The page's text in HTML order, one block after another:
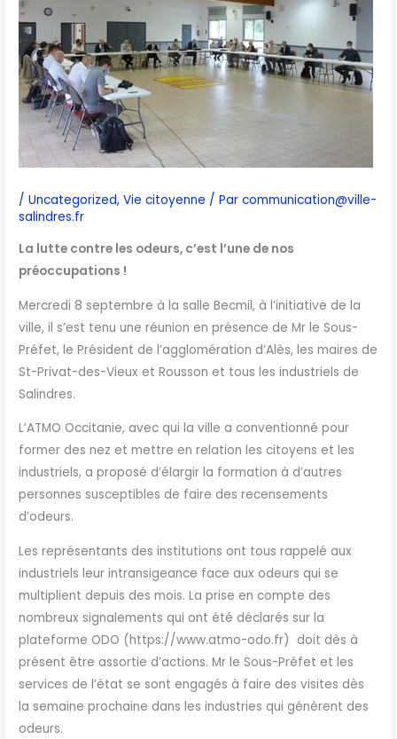
/Uncategorized,Vie citoyenne / Parcommunication@ville-
salindres.fr
La lutte contre les odeurs, c’est l’une de nos
préoccupations !
Mercredi 8 septembre à la salle Becmil, à l’initiative de la
ville, il s’est tenu une réunion en présence de Mr le Sous-
Préfet, le Président de l’agglomération d’Alès, les maires de
St-Privat-des-Vieux et Rousson et tous les industriels de
Salindres.
L’ATMO Occitanie, avec qui la ville a conventionné pour
former des nez et mettre en relation les citoyens et les
industriels, a proposé d’élargir la formation à d’autres
personnes susceptibles de faire des recensements
d’odeurs.
Les représentants des institutions ont tous rappelé aux
industriels leur intransigeance face aux odeurs qui se
multiplient depuis des mois. La prise en compte des
nombreux signalements qui ont été déclarés sur la
plateforme ODO (https://www.atmo-odo.fr) doit dès à
présent être assortie d’actions. Mr le Sous-Préfet et les
services de l’état se sont engagés à faire des visites dès
la semaine prochaine dans les industries qui génèrent des
odeurs.